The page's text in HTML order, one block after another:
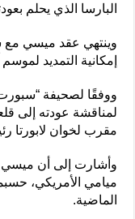
البارسا الذي يحلم
وينتهي عقد ميسي
إمكانية التمديد
ووفقًا لصحيفة
لمناقشة عودته إلى
مقرب لخوان لابورتا
وأشارت إلى أن ميسي
ميامي الأمريكي،
الماضية.